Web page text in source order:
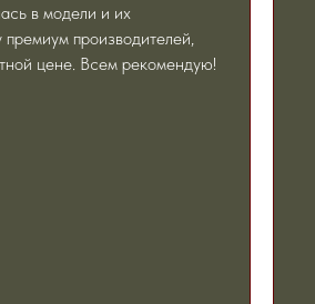
в модели и их
премиум производителей,
цене. Всем рекомендую!